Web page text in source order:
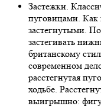
Застежки.
пуговицами.
застегнутыми.
застегивать
британскому
современном
расстегнутая
ходьбе.
выигрышно: